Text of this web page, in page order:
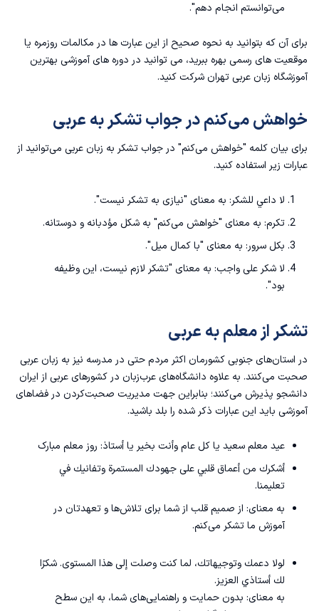
می‌توانستم انجام دهم".
برای آن که بتوانید به نحوه صحیح از این عبارت ها در مکالمات روزمره یا
موقعیت های رسمی بهره ببرید، می توانید در دوره های آموزشی بهترین
آموزشگاه زبان عربی تهرانشرکت کنید.
خواهش می‌کنم در جواب تشکر به عربی
برای بیان کلمه "خواهش می‌کنم" در جواب تشکر به زبان عربی می‌توانید از
عبارات زیر استفاده کنید.
لا داعي للشكر: به معنای "نیازی به تشکر نیست".
تكرم: به معنای "خواهش می‌کنم" به شکل مؤدبانه و دوستانه.
بكل سرور: به معنای "با کمال میل".
لا شكر على واجب: به معنای "تشکر لازم نیست، این وظیفه
بود".
تشکر از معلم به عربی
در استان‌های جنوبی کشورمان اکثر مردم حتی در مدرسه نیز به زبان عربی
صحبت می‌کنند. به علاوه دانشگاه‌های عرب‌زبان در کشورهای عربی از ایران
دانشجو پذیرش می‌کنند؛ بنابراین جهت مدیریت صحبت‌کردن در فضاهای
آموزشی باید این عبارات ذکر شده را بلد باشید.
عيد معلم سعيد یا كل عام وأنت بخير يا أستاذ: روز معلم مبارک
أشكرك من أعماق قلبي على جهودك المستمرة وتفانيك في
تعليمنا.
به معنای: از صمیم قلب از شما برای تلاش‌ها و تعهدتان در
آموزش ما تشکر می‌کنم.
لولا دعمك وتوجيهاتك، لما كنت وصلت إلى هذا المستوى. شكرًا
لك أستاذي العزيز.
به معنای: بدون حمایت و راهنمایی‌های شما، به این سطح